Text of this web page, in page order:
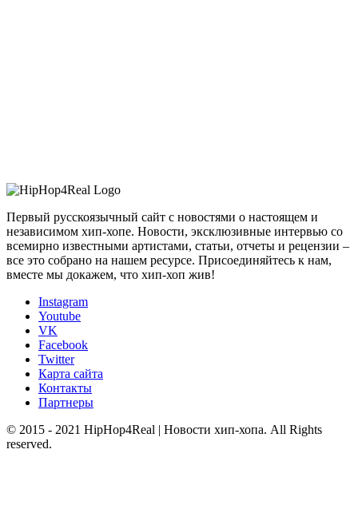
Первый русскоязычный сайт с новостями о настоящем и
независимом хип-хопе. Новости, эксклюзивные интервью со
всемирно известными артистами, статьи, отчеты и рецензии –
все это собрано на нашем ресурсе. Присоединяйтесь к нам,
вместе мы докажем, что хип-хоп жив!
Instagram
Youtube
VK
Facebook
Twitter
Карта сайта
Контакты
Партнеры
© 2015 - 2021 HipHop4Real | Новости хип-хопа. All Rights
reserved.